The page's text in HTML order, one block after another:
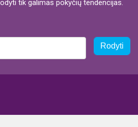
tik galimas pokyčių tendencijas.
Rodyti